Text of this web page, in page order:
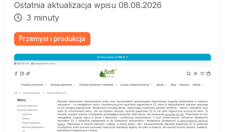
Ostatnia aktualizacja wpisu 08.08.2026
3 minuty
Przemysł i produkcja